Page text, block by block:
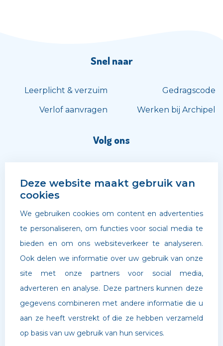
Snel naar
Leerplicht & verzuim
Verlof aanvragen
Gedragscode
Werken bij Archipel
Volg ons
©Archipel Scholen. Website doorBoldr Digital Agency
Privacybeleid
Deze website maakt gebruik van
cookies
We gebruiken cookies om content en advertenties
te personaliseren, om functies voor social media te
bieden en om ons websiteverkeer te analyseren.
Ook delen we informatie over uw gebruik van onze
site met onze partners voor social media,
adverteren en analyse. Deze partners kunnen deze
gegevens combineren met andere informatie die u
aan ze heeft verstrekt of die ze hebben verzameld
op basis van uw gebruik van hun services.